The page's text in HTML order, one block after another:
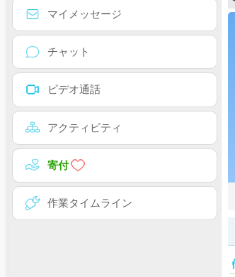
マイメッセージ
チャット
ビデオ通話
アクティビティ
寄付
作業タイムライン